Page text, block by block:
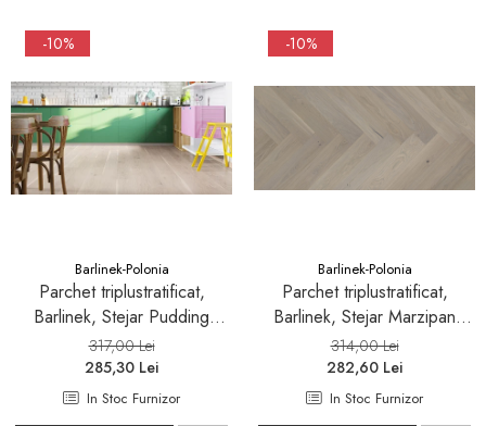
-10%
Barlinek-Polonia
Parchet triplustratificat,
Barlinek, Stejar Pudding
Grande,finisaj lac mat
317,00 Lei
285,30 Lei
In Stoc Furnizor
-10%
Barlinek-Polonia
Parchet triplustratificat,
Barlinek, Stejar Marzipan
Muffin Herringbone 130
314,00 Lei
282,60 Lei
In Stoc Furnizor